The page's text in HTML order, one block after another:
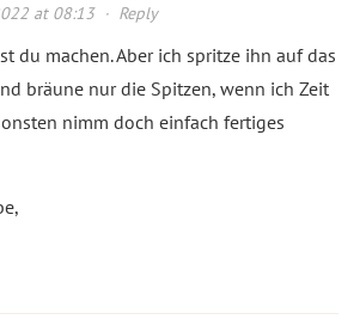
at 08:13· Reply
du machen. Aber ich spritze ihn auf das
bräune nur die Spitzen, wenn ich Zeit
nimm doch einfach fertiges